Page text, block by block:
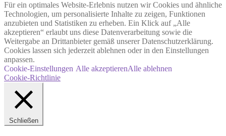
Für ein optimales Website-Erlebnis nutzen wir Cookies und ähnliche
Technologien, um personalisierte Inhalte zu zeigen, Funktionen
anzubieten und Statistiken zu erheben. Ein Klick auf „Alle
akzeptieren“ erlaubt uns diese Datenverarbeitung sowie die
Weitergabe an Drittanbieter gemäß unserer Datenschutzerklärung.
Cookies lassen sich jederzeit ablehnen oder in den Einstellungen
anpassen.
Cookie-Einstellungen Alle akzeptierenAlle ablehnen
Cookie-Richtlinie
Schließen